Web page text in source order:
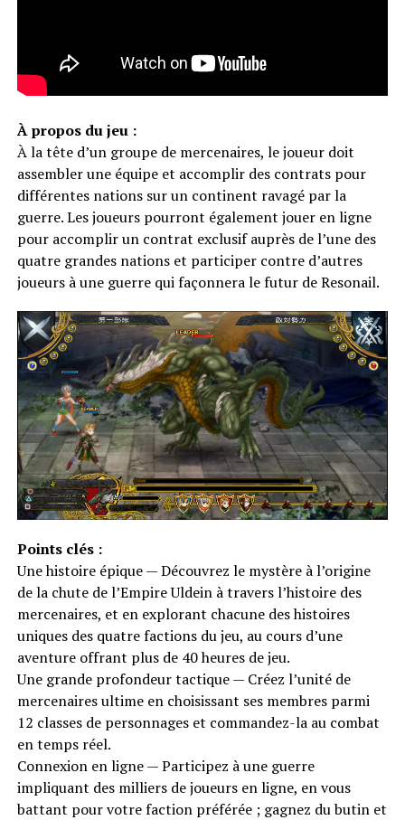
À propos du jeu :
À la tête d’un groupe de mercenaires, le joueur doit
assembler une équipe et accomplir des contrats pour
différentes nations sur un continent ravagé par la
guerre. Les joueurs pourront également jouer en ligne
pour accomplir un contrat exclusif auprès de l’une des
quatre grandes nations et participer contre d’autres
joueurs à une guerre qui façonnera le futur de Resonail.
Points clés :
Une histoire épique — Découvrez le mystère à l’origine
de la chute de l’Empire Uldein à travers l’histoire des
mercenaires, et en explorant chacune des histoires
uniques des quatre factions du jeu, au cours d’une
aventure offrant plus de 40 heures de jeu.
Une grande profondeur tactique — Créez l’unité de
mercenaires ultime en choisissant ses membres parmi
12 classes de personnages et commandez-la au combat
en temps réel.
Connexion en ligne — Participez à une guerre
impliquant des milliers de joueurs en ligne, en vous
battant pour votre faction préférée ; gagnez du butin et